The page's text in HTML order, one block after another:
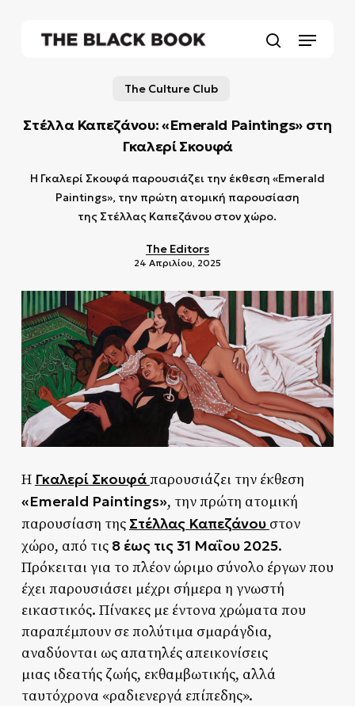
Menu
The Culture Club
Στέλλα Καπεζάνου: «Emerald Paintings» στη
Γκαλερί Σκουφά
Η Γκαλερί Σκουφά παρουσιάζει την έκθεση «Emerald
Paintings», την πρώτη ατομική παρουσίαση
της Στέλλας Καπεζάνου στον χώρο.
The Editors
24 Απριλίου, 2025
Η Γκαλερί Σκουφάπαρουσιάζει την έκθεση
«Emerald Paintings», την πρώτη ατομική
παρουσίαση της Στέλλας Καπεζάνου στον
χώρο, από τις 8 έως τις 31 Μαΐου 2025.
Πρόκειται για το πλέον ώριμο σύνολο έργων που
έχει παρουσιάσει μέχρι σήμερα η γνωστή
εικαστικός. Πίνακες με έντονα χρώματα που
παραπέμπουν σε πολύτιμα σμαράγδια,
αναδύονται ως απατηλές απεικονίσεις
μιας ιδεατής ζωής, εκθαμβωτικής, αλλά
ταυτόχρονα «ραδιενεργά επίπεδης».